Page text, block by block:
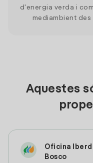
d'energia verda i
mediambient
Aquestes
Oficina
Bosco